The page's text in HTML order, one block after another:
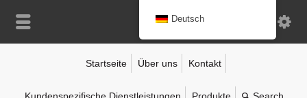
Startseite Über uns Kontakt
Deutsch